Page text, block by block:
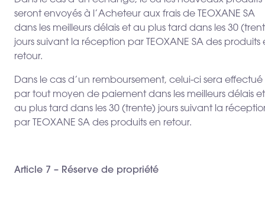
seront envoyés à l’Acheteur aux frais de TEOXANE SA
dans les meilleurs délais et au plus tard dans les 30
jours suivant la réception par TEOXANE SA des produits
retour.
Dans le cas d’un remboursement, celui-ci sera effectué
par tout moyen de paiement dans les meilleurs délais et
au plus tard dans les 30 (trente) jours suivant la
par TEOXANE SA des produits en retour.
Article 7 – Réserve de propriété